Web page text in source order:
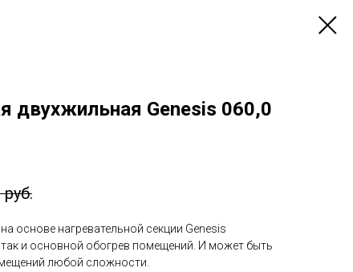
двухжильная Genesis 060,0
руб.
основе нагревательной секции Genesis
и основной обогрев помещений. И может быть
любой сложности.